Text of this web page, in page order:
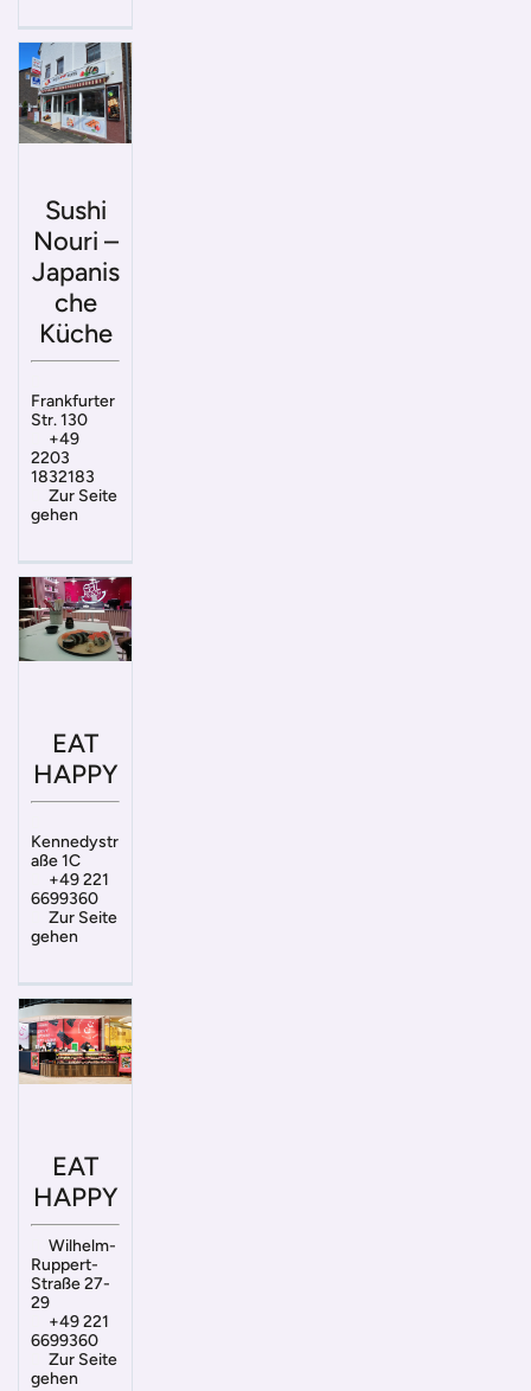
Sushi
Nouri –
Japanis
che
Küche
Frankfurter
Str. 130
+49
2203
1832183
Zur Seite
gehen
EAT
HAPPY
Kennedystr
aße 1C
+49 221
6699360
Zur Seite
gehen
EAT
HAPPY
Wilhelm-
Ruppert-
Straße 27-
29
+49 221
6699360
Zur Seite
gehen